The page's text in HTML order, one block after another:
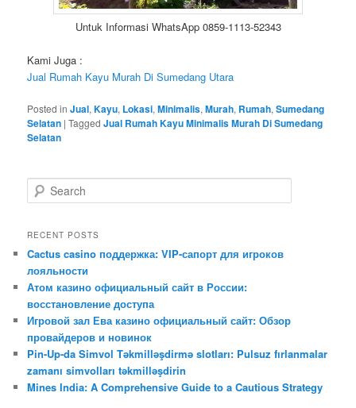
Untuk Informasi WhatsApp 0859-1113-52343
Kami Juga :
Jual Rumah Kayu Murah Di Sumedang Utara
Posted in Jual,Kayu, Lokasi,Minimalis,Murah, Rumah,Sumedang
Selatan |Tagged Jual Rumah Kayu Minimalis Murah Di Sumedang
Selatan
e
r
h
RECENT POSTS
Cactus casino поддержка: VIP-сапорт для игроков
лояльности
Атом казино официальный сайт в России:
восстановление доступа
Игровой зал Ева казино официальный сайт: Обзор
провайдеров и новинок
Pin-Up-da Simvol Təkmilləşdirmə slotları: Pulsuz fırlanmalar
zamanı simvolları təkmilləşdirin
Mines India: A Comprehensive Guide to a Cautious Strategy